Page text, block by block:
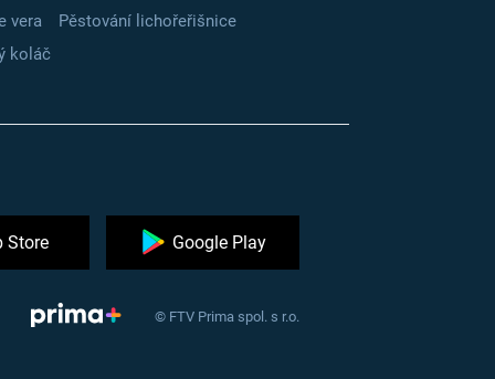
vera
Pěstování lichořeřišnice
koláč
Store Google Play
© FTV Prima spol. s r.o.